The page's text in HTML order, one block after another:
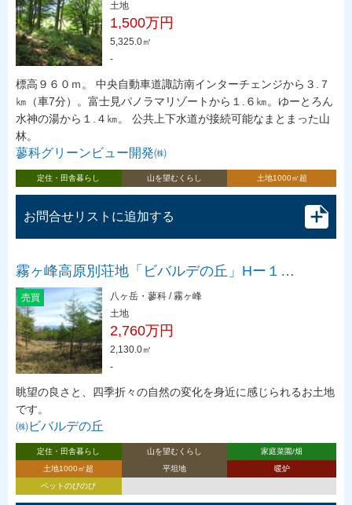
土地
1,500万円
5,325.0㎡
-
標高９６０ｍ。 中央自動車道諏訪南インターチェンジから３.７
㎞（車7分）。富士見パノラマリゾートから１.６㎞。ゆーとろん
水神の湯から１.４㎞。 公共上下水道が接続可能なまとまった山
林。
蓼科グリーンビュー開発㈱
定住・田舎暮らし 山を望むくらし 土地1000㎡超
お問合せリストに追加する
霧ヶ峰高原別荘地「ビバルデの丘」Hー１…
売買
八ヶ岳・蓼科 / 霧ヶ峰
土地
2,760万円
2,130.0㎡
-
眺望の良さと、四季折々の自然の変化を身近に感じられるお土地
です。
㈱ビバルデの丘
定住・田舎暮らし 山を望むくらし
家庭菜園/畑
土地1000㎡超
平坦地
暖炉
ペットのびのび